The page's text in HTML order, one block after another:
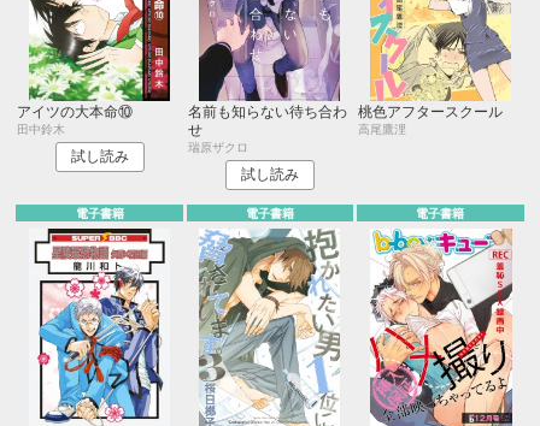
アイツの大本命⑩
田中鈴木
試し読み
名前も知らない待ち合わ
せ
瑞原ザクロ
試し読み
桃色アフタースクール
高尾鷹浬
電子書籍 電子書籍 電子書籍